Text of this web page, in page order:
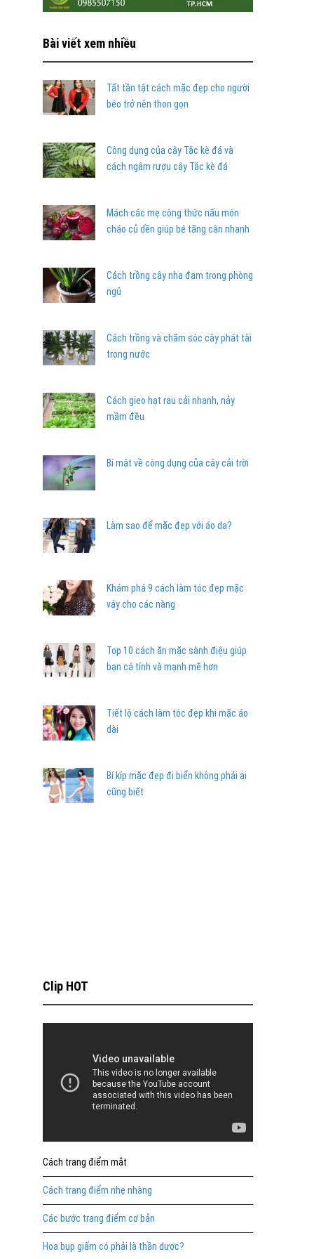
Bài viết xem nhiều
Tất tần tật cách mặc đẹp cho người
béo trở nên thon gọn
Công dụng của cây Tắc kè đá và
cách ngâm rượu cây Tắc kè đá
Mách các mẹ công thức nấu món
cháo củ dền giúp bé tăng cân nhanh
Cách trồng cây nha đam trong phòng
ngủ
Cách trồng và chăm sóc cây phát tài
trong nước
Cách gieo hạt rau cải nhanh, nảy
mầm đều
Bí mật về công dụng của cây cải trời
Làm sao để mặc đẹp với áo da?
Khám phá 9 cách làm tóc đẹp mặc
váy cho các nàng
Top 10 cách ăn mặc sành điệu giúp
bạn cá tính và mạnh mẽ hơn
Tiết lộ cách làm tóc đẹp khi mặc áo
dài
Bí kíp mặc đẹp đi biển không phải ai
cũng biết
Clip HOT
Cách trang điểm mắt
Cách trang điểm nhẹ nhàng
Các bước trang điểm cơ bản
Hoa bụp giấm có phải là thần dược?